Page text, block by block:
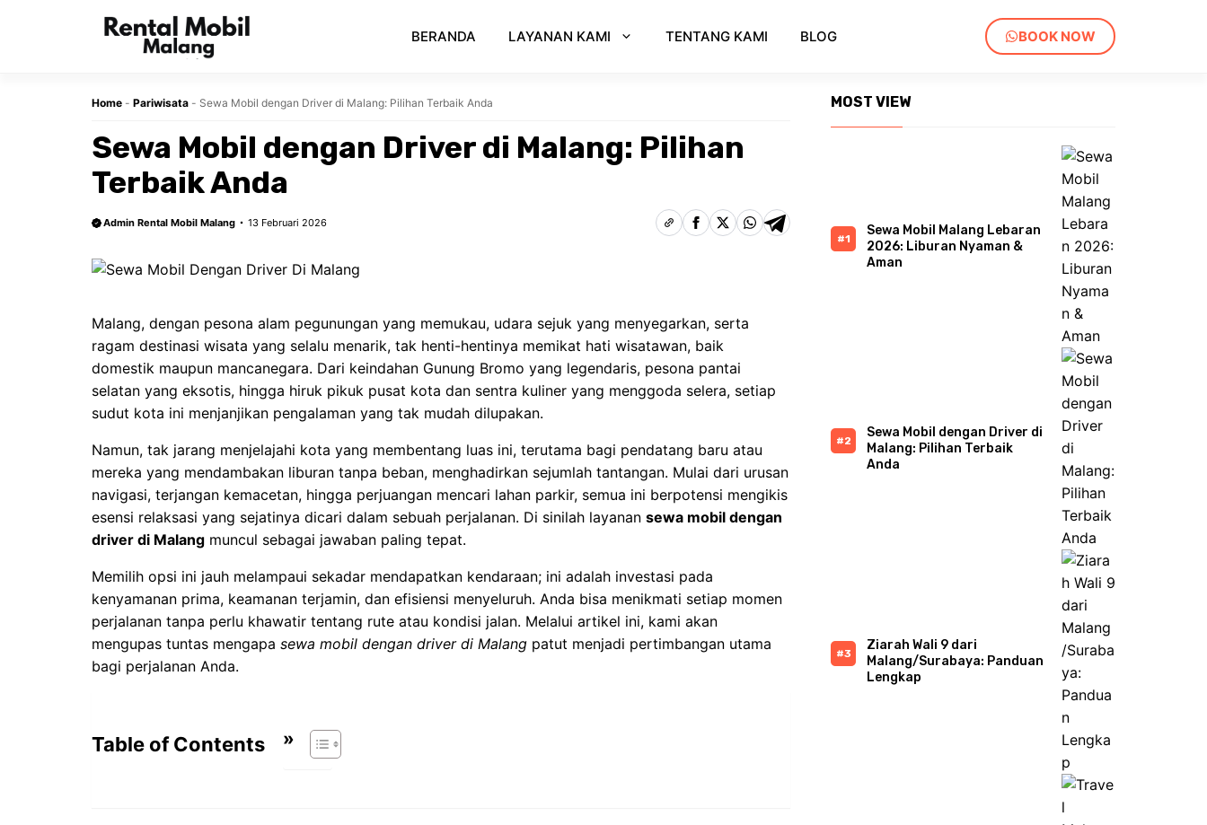
BOOK NOW
BERANDA LAYANAN KAMI TENTANG KAMI BLOG
Home - Pariwisata - Sewa Mobil dengan Driver di Malang: Pilihan Terbaik Anda
Sewa Mobil dengan Driver di Malang: Pilihan
Terbaik Anda
Admin Rental Mobil Malang 13 Februari 2026
Malang, dengan pesona alam pegunungan yang memukau, udara sejuk yang menyegarkan, serta
ragam destinasi wisata yang selalu menarik, tak henti-hentinya memikat hati wisatawan, baik
domestik maupun mancanegara. Dari keindahan Gunung Bromo yang legendaris, pesona pantai
selatan yang eksotis, hingga hiruk pikuk pusat kota dan sentra kuliner yang menggoda selera, setiap
sudut kota ini menjanjikan pengalaman yang tak mudah dilupakan.
Namun, tak jarang menjelajahi kota yang membentang luas ini, terutama bagi pendatang baru atau
mereka yang mendambakan liburan tanpa beban, menghadirkan sejumlah tantangan. Mulai dari urusan
navigasi, terjangan kemacetan, hingga perjuangan mencari lahan parkir, semua ini berpotensi mengikis
esensi relaksasi yang sejatinya dicari dalam sebuah perjalanan. Di sinilah layanan sewa mobil dengan
driver di Malang muncul sebagai jawaban paling tepat.
Memilih opsi ini jauh melampaui sekadar mendapatkan kendaraan; ini adalah investasi pada
kenyamanan prima, keamanan terjamin, dan efisiensi menyeluruh. Anda bisa menikmati setiap momen
perjalanan tanpa perlu khawatir tentang rute atau kondisi jalan. Melalui artikel ini, kami akan
mengupas tuntas mengapa sewa mobil dengan driver di Malang patut menjadi pertimbangan utama
bagi perjalanan Anda.
Table of Contents
MOST VIEW
Sewa Mobil Malang Lebaran
2026: Liburan Nyaman &
Aman
Sewa Mobil dengan Driver di
Malang: Pilihan Terbaik
Anda
Ziarah Wali 9 dari
Malang/Surabaya: Panduan
Lengkap